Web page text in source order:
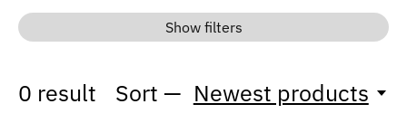
Show filters
0 result Sort — Newest products